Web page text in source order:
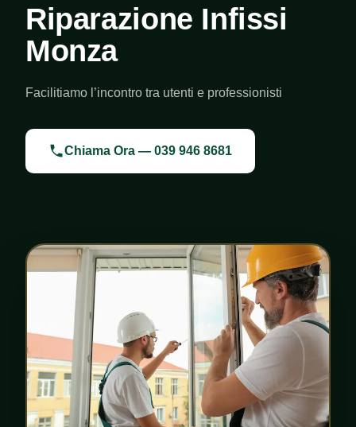
Riparazione Infissi
Monza
Facilitiamo l’incontro tra utenti e professionisti
Chiama Ora — 039 946 8681